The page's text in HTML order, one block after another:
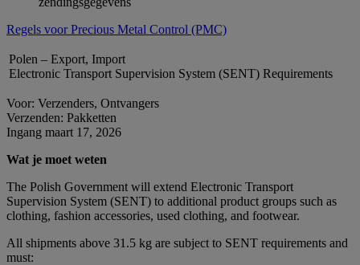
Regels voor Precious Metal Control (PMC)
Polen – Export, Import
Electronic Transport Supervision System (SENT) Requirements
Voor: Verzenders, Ontvangers
Verzenden: Pakketten
Ingang maart 17, 2026
Wat je moet weten
The Polish Government will extend Electronic Transport
Supervision System (SENT) to additional product groups such as
clothing, fashion accessories, used clothing, and footwear.
All shipments above 31.5 kg are subject to SENT requirements and
must: